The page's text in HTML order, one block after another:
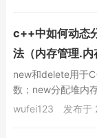
c++中如何动态
法（内存管理.内
new和delete用于
数；new分配堆内
并调用析构函数；
wufei123 发布